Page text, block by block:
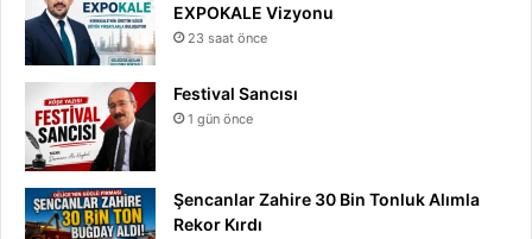
EXPOKALE Vizyonu
23 saat önce
Festival Sancısı
1 gün önce
Şencanlar Zahire 30 Bin Tonluk Alımla
Rekor Kırdı